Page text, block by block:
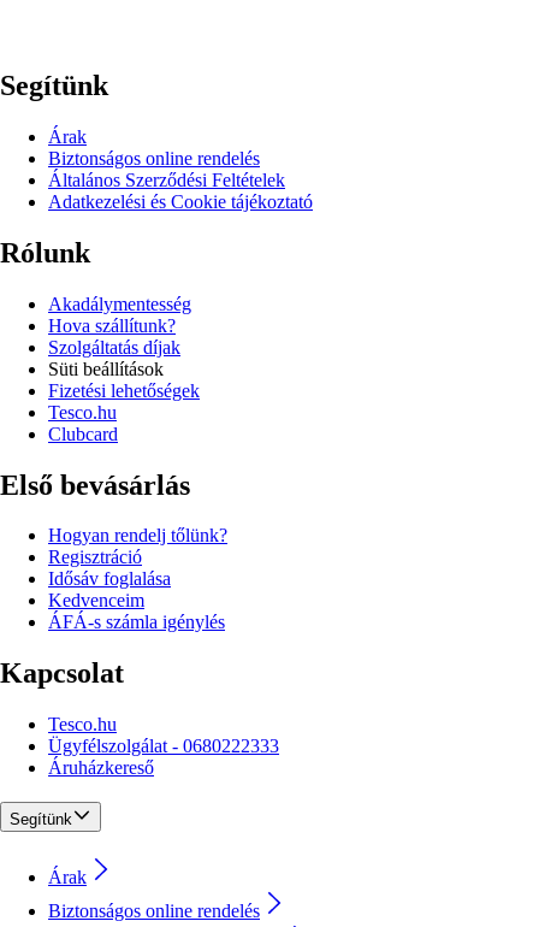
Segítünk
Árak
Biztonságos online rendelés
Általános Szerződési Feltételek
Adatkezelési és Cookie tájékoztató
Rólunk
Akadálymentesség
Hova szállítunk?
Szolgáltatás díjak
Süti beállítások
Fizetési lehetőségek
Tesco.hu
Clubcard
Első bevásárlás
Hogyan rendelj tőlünk?
Regisztráció
Idősáv foglalása
Kedvenceim
ÁFÁ-s számla igénylés
Kapcsolat
Tesco.hu
Ügyfélszolgálat - 0680222333
Áruházkereső
Segítünk
Árak
Biztonságos online rendelés